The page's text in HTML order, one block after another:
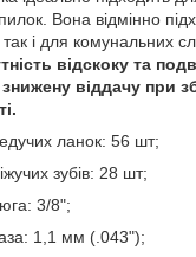
Вона відмінно
і для комунальних
відскоку та
віддачу при
ланок: 56 шт;
зубів: 28 шт;
3/8";
1,1 мм (.043");